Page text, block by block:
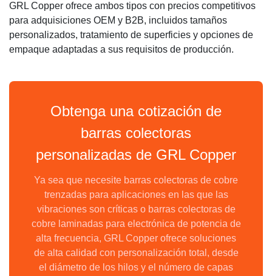
GRL Copper ofrece ambos tipos con precios competitivos
para adquisiciones OEM y B2B, incluidos tamaños
personalizados, tratamiento de superficies y opciones de
empaque adaptadas a sus requisitos de producción.
Obtenga una cotización de
barras colectoras
personalizadas de GRL Copper
Ya sea que necesite barras colectoras de cobre
trenzadas para aplicaciones en las que las
vibraciones son críticas o barras colectoras de
cobre laminadas para electrónica de potencia de
alta frecuencia, GRL Copper ofrece soluciones
de alta calidad con personalización total, desde
el diámetro de los hilos y el número de capas